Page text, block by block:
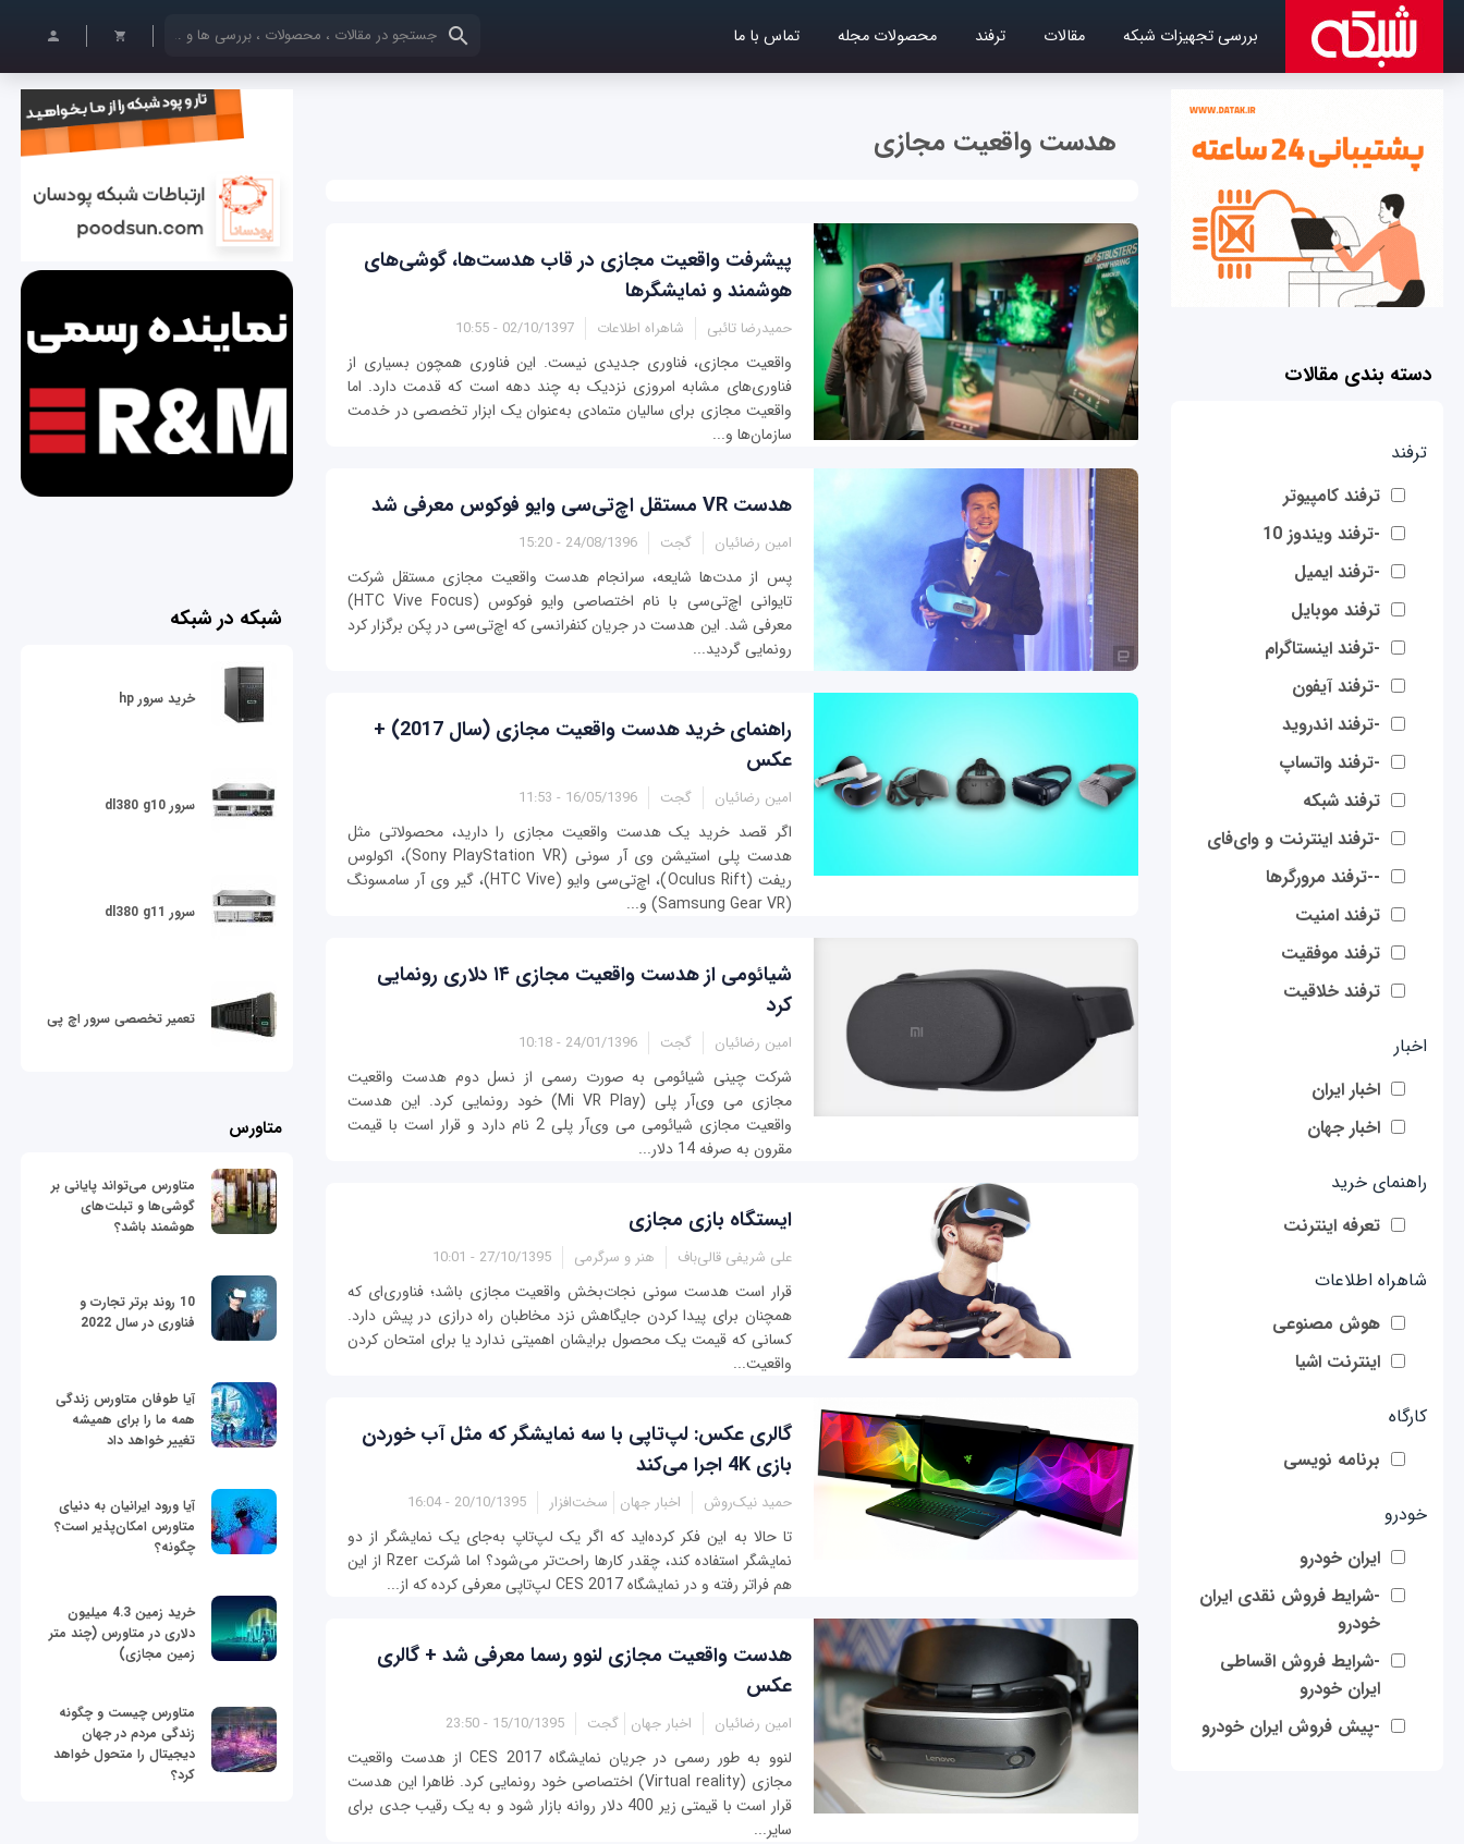
بررسی تجهیزات شبکه مقالات ترفند محصولات مجله تماس با ما کلمات کلیدی خود را وارد کنید
دسته بندی مقالات
ترفند
ترفند کامپیوتر
-ترفند ویندوز 10
-ترفند ایمیل
ترفند موبایل
-ترفند اینستاگرام
-ترفند آیفون
-ترفند اندروید
-ترفند واتساپ
ترفند شبکه
-ترفند اینترنت و وای‌فای
--ترفند مرورگرها
ترفند امنیت
ترفند موفقیت
ترفند خلاقیت
اخبار
اخبار ایران
اخبار جهان
راهنمای خرید
تعرفه اینترنت
شاهراه اطلاعات
هوش مصنوعی
اینترنت اشیا
کارگاه
برنامه نویسی
خودرو
ایران خودرو
-شرایط فروش نقدی ایران
خودرو
-شرایط فروش اقساطی
ایران خودرو
-پیش فروش ایران خودرو
هدست واقعیت مجازی
پیشرفت واقعیت مجازی در قاب هدست‌ها، گوشی‌‌های
هوشمند و نمایشگرها
حمیدرضا تائبی شاهراه اطلاعات 02/10/1397 - 10:55
واقعیت مجازی، فناوری جدیدی نیست. این فناوری همچون بسیاری از
فناوری‌های مشابه امروزی نزدیک به چند دهه است که قدمت دارد. اما
واقعیت مجازی برای سالیان متمادی به‌عنوان یک ابزار تخصصی در خدمت
سازمان‌ها و...
هدست VR مستقل اچ‌تی‌سی وایو فوکوس معرفی شد
امین رضائیان گجت 24/08/1396 - 15:20
پس از مدت‌ها شایعه، سرانجام هدست واقعیت مجازی مستقل شرکت
تایوانی اچ‌تی‌سی با نام اختصاصی وایو فوکوس (HTC Vive Focus)
معرفی شد. این هدست در جریان کنفرانسی که اچ‌تی‌سی در پکن برگزار کرد
رونمایی گردید...
راهنمای خرید هدست واقعیت مجازی (سال 2017) +
عکس
امین رضائیان گجت 16/05/1396 - 11:53
اگر قصد خرید یک هدست واقعیت مجازی را دارید، محصولاتی مثل
هدست پلی استیشن وی آر سونی (Sony PlayStation VR)، اکولوس
ریفت (Oculus Rift)، اچ‌تی‌سی وایو (HTC Vive)، گیر وی آر سامسونگ
(Samsung Gear VR) و...
شیائومی از هدست واقعیت مجازی ۱۴ دلاری رونمایی
کرد
امین رضائیان گجت 24/01/1396 - 10:18
شرکت چینی شیائومی به صورت رسمی از نسل دوم هدست واقعیت
مجازی می وی‌آر پلی (Mi VR Play) خود رونمایی کرد. این هدست
واقعیت مجازی شیائومی می وی‌آر پلی 2 نام دارد و قرار است با قیمت
مقرون به صرفه 14 دلار...
ایستگاه بازی مجازی
علی شریفی قالی‌باف هنر و سرگرمی 27/10/1395 - 10:01
قرار است هدست سونی نجات‌بخش واقعیت مجازی باشد؛ فناوری‌ای که
همچنان برای پیدا کردن جایگاهش نزد مخاطبان راه درازی در پیش دارد.
کسانی که قیمت یک محصول برایشان اهمیتی ندارد یا برای امتحان کردن
واقعیت...
گالری عکس: لپ‌تاپی با سه نمایشگر که مثل آب خوردن
بازی 4K اجرا می‌کند
حمید نیک‌روش اخبار جهان سخت‌افزار 20/10/1395 - 16:04
تا حالا به این فکر کرده‌اید که اگر یک لپ‌تاپ به‌جای یک نمایشگر از دو
نمایشگر استفاده کند، چقدر کارها راحت‌تر می‌شود؟ اما شرکت Rzer از این
هم فراتر رفته و در نمایشگاه CES 2017 لپ‌تاپی معرفی کرده که از...
هدست واقعیت مجازی لنوو رسما معرفی شد + گالری
عکس
امین رضائیان اخبار جهان گجت 15/10/1395 - 23:50
لنوو به طور رسمی در جریان نمایشگاه CES 2017 از هدست واقعیت
مجازی (Virtual reality) اختصاصی خود رونمایی کرد. ظاهرا این هدست
قرار است با قیمتی زیر 400 دلار روانه بازار شود و به یک رقیب جدی برای
سایر...
شبکه در شبکه
خرید سرور hp
سرور dl380 g10
سرور dl380 g11
تعمیر تخصصی سرور اچ پی
متاورس
متاورس می‌تواند پایانی بر
گوشی‌ها و تبلت‌های
هوشمند باشد؟
10 روند برتر تجارت و
فناوری در سال 2022
آیا طوفان متاورس زندگی
همه ما را برای همیشه
تغییر خواهد داد
آیا ورود ایرانیان به دنیای
متاورس امکان‌پذیر است؟
چگونه؟
خرید زمین 4.3 میلیون
دلاری در متاورس (چند متر
زمین مجازی)
متاورس چیست و چگونه
زندگی مردم در جهان
دیجیتال را متحول خواهد
کرد؟